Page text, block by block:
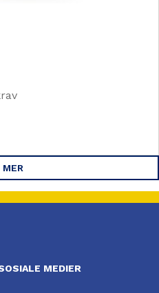
MER
MEDIER